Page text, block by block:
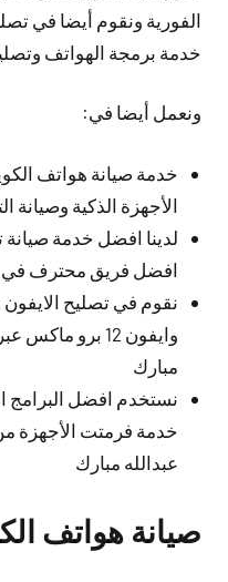
الفورية ونقوم أيضا في
خدمة برمجة الهواتف وتصليح
ونعمل أيضا في:
خدمة صيانة هواتف
الأجهزة الذكية وصيانة
لدينا افضل خدمة صيانة
افضل فريق محترف في
وايفون 12 برو
مبارك
نستخدم افضل البرامج
خدمة فرمتت الأجهزة
عبدالله مبارك
صيانة هواتف